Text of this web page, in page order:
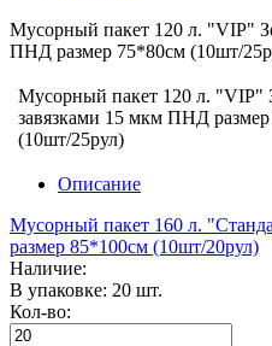
Мусорный пакет 120 л. "VIP"
ПНД размер 75*80см (10шт/
Мусорный пакет 120 л. "VIP"
завязками 15 мкм ПНД
(10шт/25рул)
Описание
Мусорный пакет 160 л.
размер 85*100см (10шт/20рул)
Наличие:
В упаковке: 20 шт.
Кол-во: